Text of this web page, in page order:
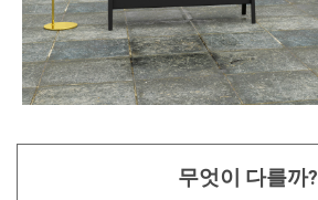
무엇이 다를까?